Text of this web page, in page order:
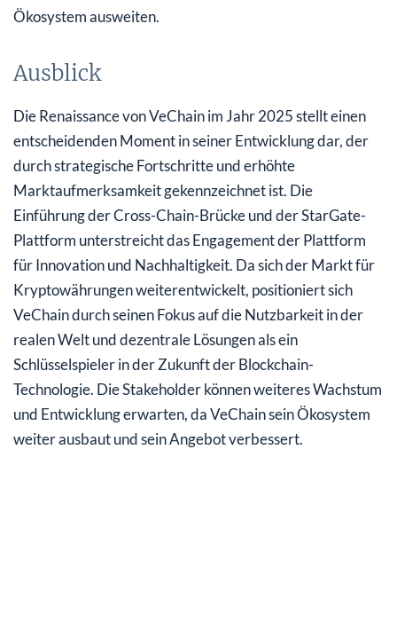
Ökosystem ausweiten.
Ausblick
Die Renaissance von VeChain im Jahr 2025 stellt einen
entscheidenden Moment in seiner Entwicklung dar, der
durch strategische Fortschritte und erhöhte
Marktaufmerksamkeit gekennzeichnet ist. Die
Einführung der Cross-Chain-Brücke und der StarGate-
Plattform unterstreicht das Engagement der Plattform
für Innovation und Nachhaltigkeit. Da sich der Markt für
Kryptowährungen weiterentwickelt, positioniert sich
VeChain durch seinen Fokus auf die Nutzbarkeit in der
realen Welt und dezentrale Lösungen als ein
Schlüsselspieler in der Zukunft der Blockchain-
Technologie. Die Stakeholder können weiteres Wachstum
und Entwicklung erwarten, da VeChain sein Ökosystem
weiter ausbaut und sein Angebot verbessert.